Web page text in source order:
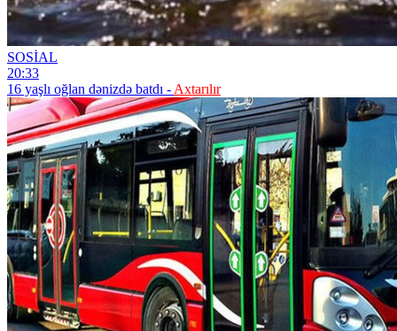
SOSİAL
20:33
16 yaşlı oğlan dənizdə batdı - Axtarılır